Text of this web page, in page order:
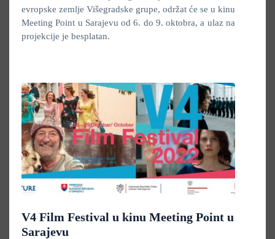
evropske zemlje Višegradske grupe, održat će se u kinu
Meeting Point u Sarajevu od 6. do 9. oktobra, a ulaz na
projekcije je besplatan.
V4 Film Festival u kinu Meeting Point u
Sarajevu